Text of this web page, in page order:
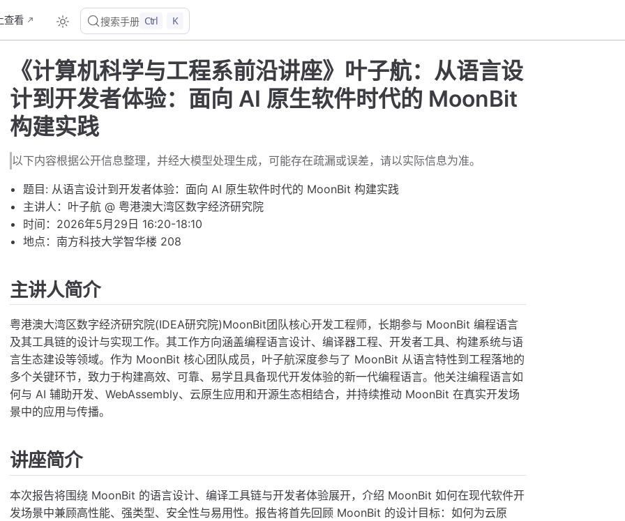
查看 搜索手册 Ctrl K
《计算机科学与工程系前沿讲座》叶子航：从语言设
计到开发者体验：面向 AI 原生软件时代的 MoonBit
构建实践
以下内容根据公开信息整理，并经大模型处理生成，可能存在疏漏或误差，请以实际信息为准。
题目: 从语言设计到开发者体验：面向 AI 原生软件时代的 MoonBit 构建实践
主讲人：叶子航 @ 粤港澳大湾区数字经济研究院
时间：2026年5月29日 16:20-18:10
地点：南方科技大学智华楼 208
主讲人简介
粤港澳大湾区数字经济研究院(IDEA研究院)MoonBit团队核心开发工程师，长期参与 MoonBit 编程语言
及其工具链的设计与实现工作。其工作方向涵盖编程语言设计、编译器工程、开发者工具、构建系统与语
言生态建设等领域。作为 MoonBit 核心团队成员，叶子航深度参与了 MoonBit 从语言特性到工程落地的
多个关键环节，致力于构建高效、可靠、易学且具备现代开发体验的新一代编程语言。他关注编程语言如
何与 AI 辅助开发、WebAssembly、云原生应用和开源生态相结合，并持续推动 MoonBit 在真实开发场
景中的应用与传播。
讲座简介
本次报告将围绕 MoonBit 的语言设计、编译工具链与开发者体验展开，介绍 MoonBit 如何在现代软件开
发场景中兼顾高性能、强类型、安全性与易用性。报告将首先回顾 MoonBit 的设计目标：如何为云原